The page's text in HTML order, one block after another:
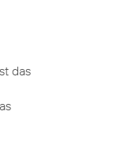
das